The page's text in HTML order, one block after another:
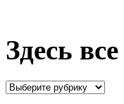
Здесь
Здесь